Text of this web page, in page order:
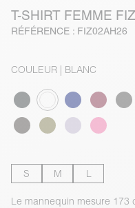
T-SHIRT FEMME
RÉFÉRENCE : FIZ02AH26
COULEUR | BLANC
S M L
Le mannequin mesure 173